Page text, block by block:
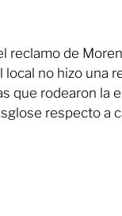
reclamo de
local no hizo una
que rodearon la
respecto a